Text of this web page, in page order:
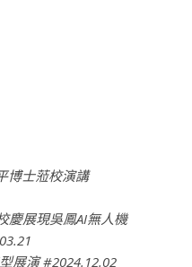
博士蒞校演講
慶展現吳鳳AI無人機
展演 #2024.12.02